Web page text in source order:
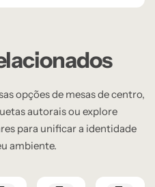
opções de mesas de centro,
autorais ou explore
para unificar a identidade
ambiente.